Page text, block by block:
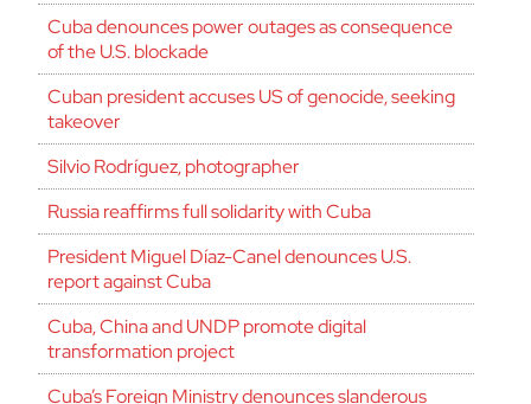
Cuba denounces power outages as consequence
of the U.S. blockade
Cuban president accuses US of genocide, seeking
takeover
Silvio Rodríguez, photographer
Russia reaffirms full solidarity with Cuba
President Miguel Díaz-Canel denounces U.S.
report against Cuba
Cuba, China and UNDP promote digital
transformation project
Cuba’s Foreign Ministry denounces slanderous